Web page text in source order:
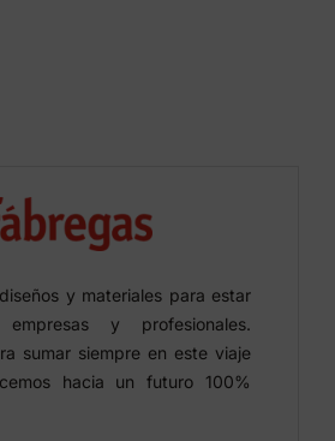
y materiales para estar
y profesionales.
sumar siempre en este viaje
hacia un futuro 100%